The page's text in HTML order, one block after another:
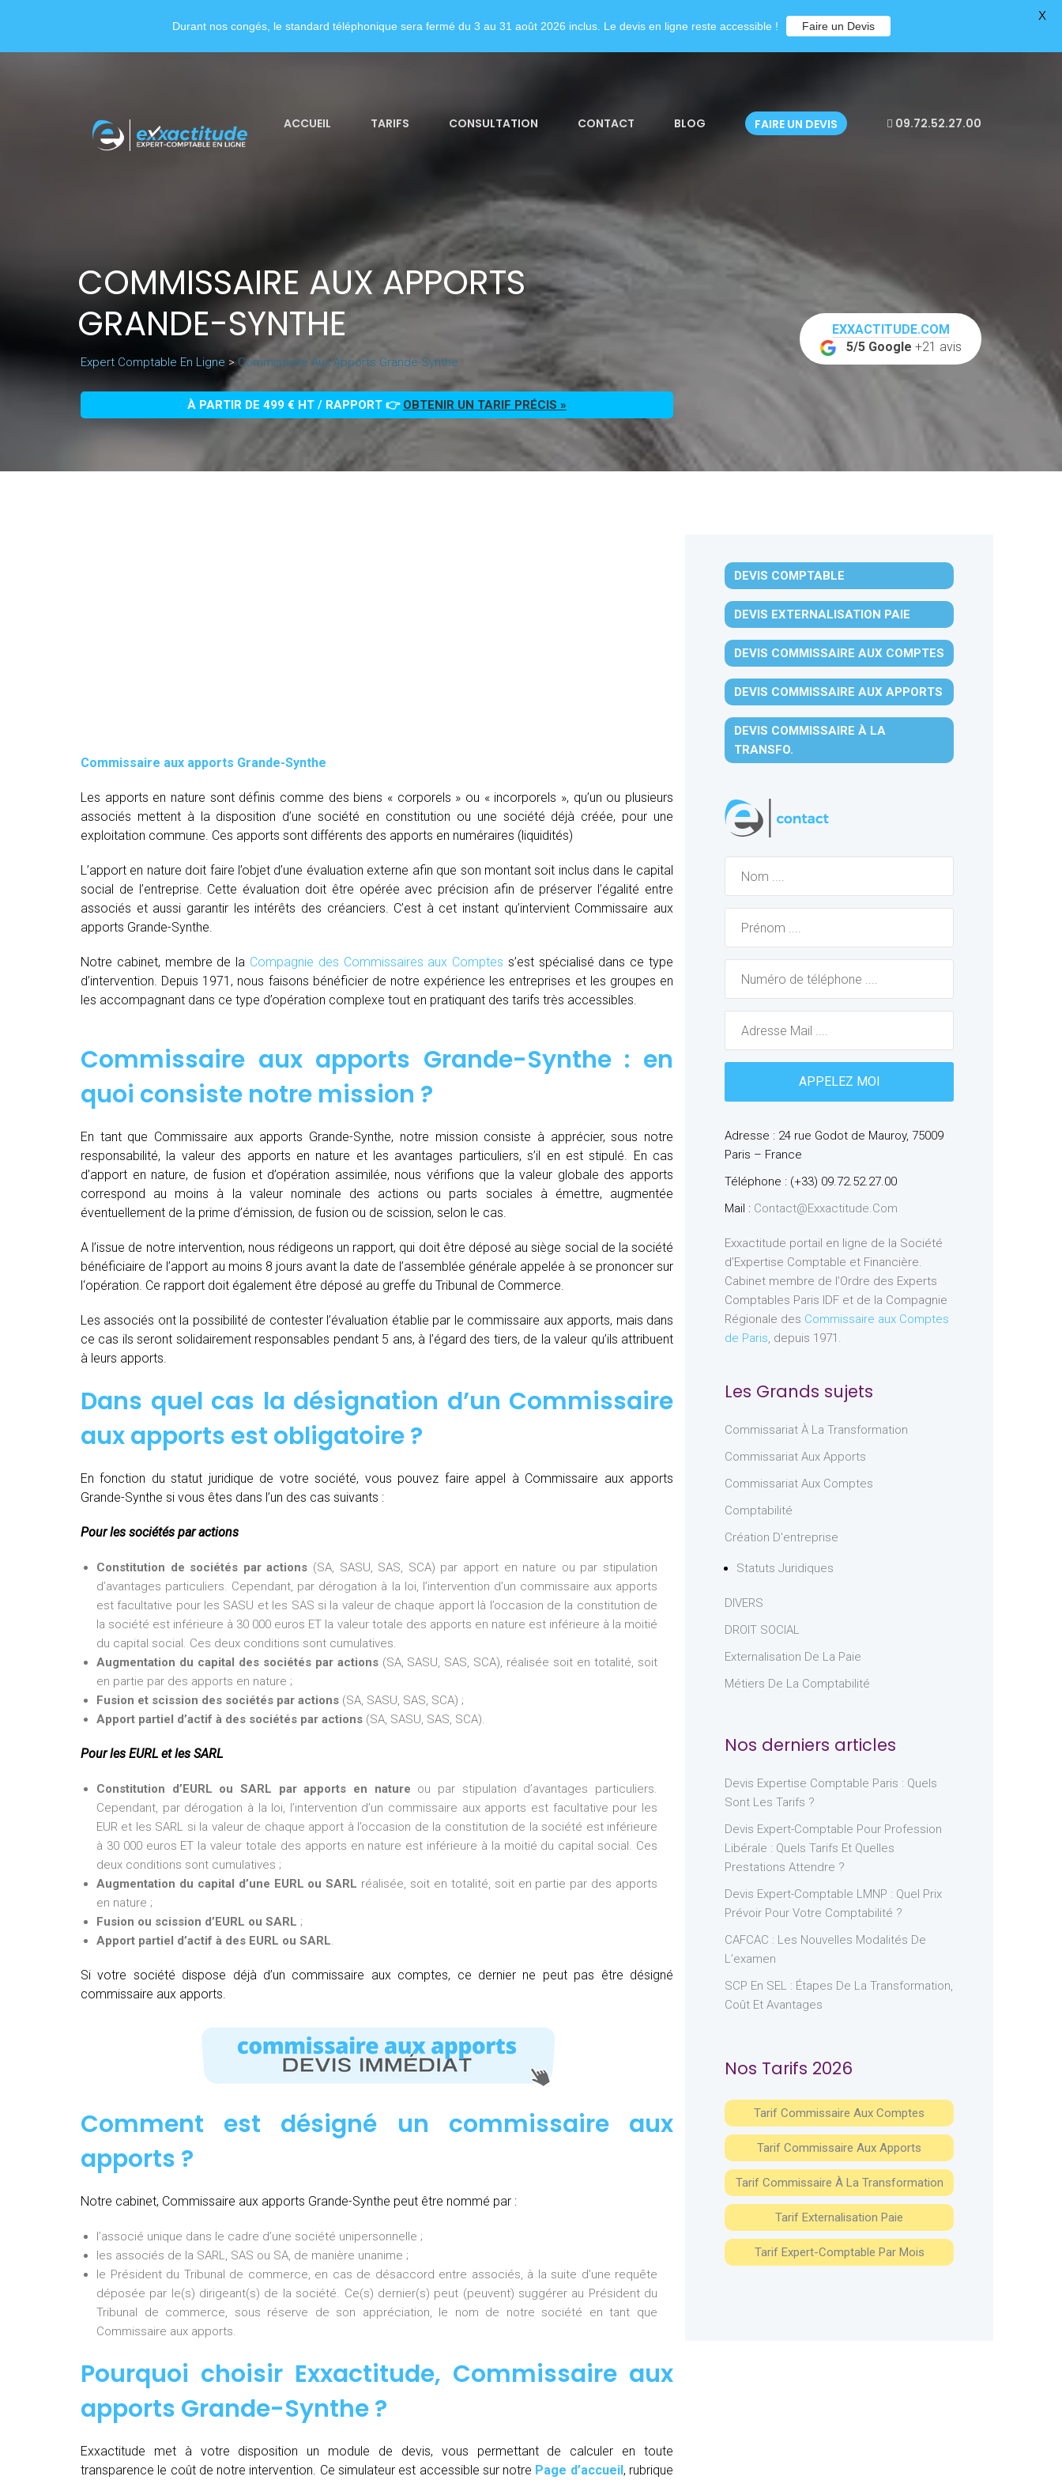
ACCUEIL TARIFS CONSULTATION CONTACT BLOG FAIRE UN DEVIS 09.72.52.27.00
COMMISSAIRE AUX APPORTS
GRANDE-SYNTHE
Expert Comptable En Ligne > Commissaire Aux Apports Grande-Synthe
À PARTIR DE 499 € HT / RAPPORT 👉 OBTENIR UN TARIF PRÉCIS »
EXXACTITUDE.COM
5/5 Google +21 avis
Commissaire aux apports Grande-Synthe
Les apports en nature sont définis comme des biens « corporels » ou « incorporels », qu’un ou plusieurs
associés mettent à la disposition d’une société en constitution ou une société déjà créée, pour une
exploitation commune. Ces apports sont différents des apports en numéraires (liquidités)
L’apport en nature doit faire l’objet d’une évaluation externe afin que son montant soit inclus dans le capital
social de l’entreprise. Cette évaluation doit être opérée avec précision afin de préserver l’égalité entre
associés et aussi garantir les intérêts des créanciers. C’est à cet instant qu’intervient Commissaire aux
apports Grande-Synthe.
Notre cabinet, membre de la Compagnie des Commissaires aux Comptes s’est spécialisé dans ce type
d’intervention. Depuis 1971, nous faisons bénéficier de notre expérience les entreprises et les groupes en
les accompagnant dans ce type d’opération complexe tout en pratiquant des tarifs très accessibles.
Commissaire aux apports Grande-Synthe : en
quoi consiste notre mission ?
En tant que Commissaire aux apports Grande-Synthe, notre mission consiste à apprécier, sous notre
responsabilité, la valeur des apports en nature et les avantages particuliers, s’il en est stipulé. En cas
d’apport en nature, de fusion et d’opération assimilée, nous vérifions que la valeur globale des apports
correspond au moins à la valeur nominale des actions ou parts sociales à émettre, augmentée
éventuellement de la prime d’émission, de fusion ou de scission, selon le cas.
A l’issue de notre intervention, nous rédigeons un rapport, qui doit être déposé au siège social de la société
bénéficiaire de l’apport au moins 8 jours avant la date de l’assemblée générale appelée à se prononcer sur
l‘opération. Ce rapport doit également être déposé au greffe du Tribunal de Commerce.
Les associés ont la possibilité de contester l’évaluation établie par le commissaire aux apports, mais dans
ce cas ils seront solidairement responsables pendant 5 ans, à l’égard des tiers, de la valeur qu’ils attribuent
à leurs apports.
Dans quel cas la désignation d’un Commissaire
aux apports est obligatoire ?
En fonction du statut juridique de votre société, vous pouvez faire appel à Commissaire aux apports
Grande-Synthe si vous êtes dans l’un des cas suivants :
Pour les sociétés par actions
Constitution de sociétés par actions (SA, SASU, SAS, SCA) par apport en nature ou par stipulation
d’avantages particuliers. Cependant, par dérogation à la loi, l’intervention d’un commissaire aux apports
est facultative pour les SASU et les SAS si la valeur de chaque apport là l’occasion de la constitution de
la société est inférieure à 30 000 euros ET la valeur totale des apports en nature est inférieure à la moitié
du capital social. Ces deux conditions sont cumulatives.
Augmentation du capital des sociétés par actions(SA, SASU, SAS, SCA), réalisée soit en totalité, soit
en partie par des apports en nature ;
Fusion et scission des sociétés par actions (SA, SASU, SAS, SCA) ;
Apport partiel d’actif à des sociétés par actions (SA, SASU, SAS, SCA).
Pour les EURL et les SARL
Constitution d’EURL ou SARL par apports en nature ou par stipulation d’avantages particuliers.
Cependant, par dérogation à la loi, l’intervention d’un commissaire aux apports est facultative pour les
EUR et les SARL si la valeur de chaque apport à l’occasion de la constitution de la société est inférieure
à 30 000 euros ET la valeur totale des apports en nature est inférieure à la moitié du capital social. Ces
deux conditions sont cumulatives ;
Augmentation du capital d’une EURL ou SARL réalisée, soit en totalité, soit en partie par des apports
en nature ;
Fusion ou scission d’EURL ou SARL ;
Apport partiel d’actif à des EURL ou SARL.
Si votre société dispose déjà d’un commissaire aux comptes, ce dernier ne peut pas être désigné
commissaire aux apports.
Comment est désigné un commissaire aux
apports ?
Notre cabinet, Commissaire aux apports Grande-Synthe peut être nommé par :
l’associé unique dans le cadre d’une société unipersonnelle ;
les associés de la SARL, SAS ou SA, de manière unanime ;
le Président du Tribunal de commerce, en cas de désaccord entre associés, à la suite d’une requête
déposée par le(s) dirigeant(s) de la société. Ce(s) dernier(s) peut (peuvent) suggérer au Président du
Tribunal de commerce, sous réserve de son appréciation, le nom de notre société en tant que
Commissaire aux apports.
Pourquoi choisir Exxactitude, Commissaire aux
apports Grande-Synthe?
Exxactitude met à votre disposition un module de devis, vous permettant de calculer en toute
transparence le coût de notre intervention. Ce simulateur est accessible sur notre Page d’accueil, rubrique
DEVIS COMPTABLE
DEVIS EXTERNALISATION PAIE
DEVIS COMMISSAIRE AUX COMPTES
DEVIS COMMISSAIRE AUX APPORTS
DEVIS COMMISSAIRE À LA
TRANSFO.
Adresse : 24 rue Godot de Mauroy, 75009
Paris – France
Téléphone : (+33) 09.72.52.27.00
Mail : Contact@exxactitude.com
Exxactitude portail en ligne de la Société
d’Expertise Comptable et Financière.
Cabinet membre de l’Ordre des Experts
Comptables Paris IDF et de la Compagnie
Régionale des Commissaire aux Comptes
de Paris, depuis 1971.
Les Grands sujets
Commissariat À La Transformation
Commissariat Aux Apports
Commissariat Aux Comptes
Comptabilité
Création D'entreprise
Statuts Juridiques
DIVERS
DROIT SOCIAL
Externalisation De La Paie
Métiers De La Comptabilité
Nos derniers articles
Devis Expertise Comptable Paris : Quels
Sont Les Tarifs ?
Devis Expert-Comptable Pour Profession
Libérale : Quels Tarifs Et Quelles
Prestations Attendre ?
Devis Expert-Comptable LMNP : Quel Prix
Prévoir Pour Votre Comptabilité ?
CAFCAC : Les Nouvelles Modalités De
L’examen
SCP En SEL : Étapes De La Transformation,
Coût Et Avantages
Nos Tarifs 2026
Tarif Commissaire Aux Comptes
Tarif Commissaire Aux Apports
Tarif Commissaire À La Transformation
Tarif Externalisation Paie
Tarif Expert-Comptable Par Mois
Durant nos congés, le standard téléphonique sera fermé du 3 au 31 août 2026 inclus. Le devis en ligne reste accessible ! Faire un Devis
X